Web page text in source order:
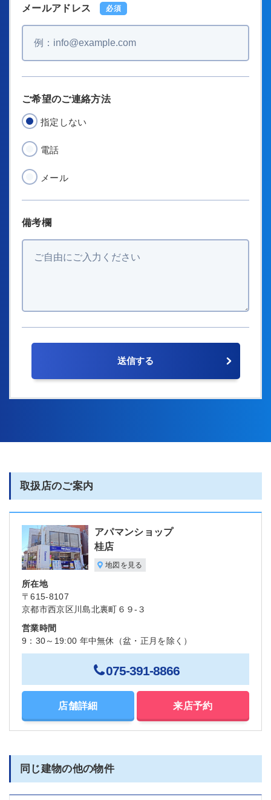
取扱店のご案内
アパマンショップ
桂店
地図を見る
所在地
〒615-8107
京都市西京区川島北裏町６９-３
営業時間
9：30～19:00 年中無休（盆・正月を除く）
075-391-8866
店舗詳細 来店予約
同じ建物の他の物件